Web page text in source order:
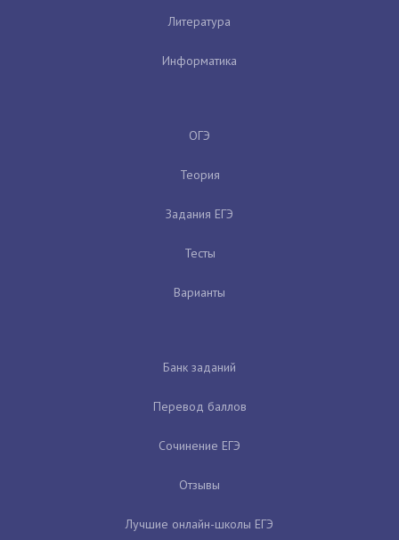
Литература
Информатика
ОГЭ
Теория
Задания ЕГЭ
Тесты
Варианты
Банк заданий
Перевод баллов
Сочинение ЕГЭ
Отзывы
Лучшие онлайн-школы ЕГЭ